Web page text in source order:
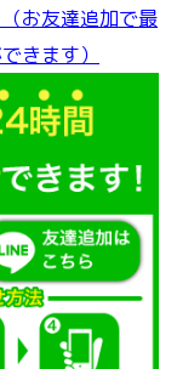
お友達追加で最
きます）